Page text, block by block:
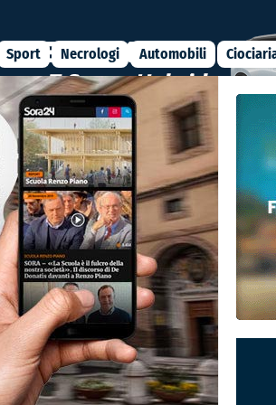
Sport Necrologi Automobili